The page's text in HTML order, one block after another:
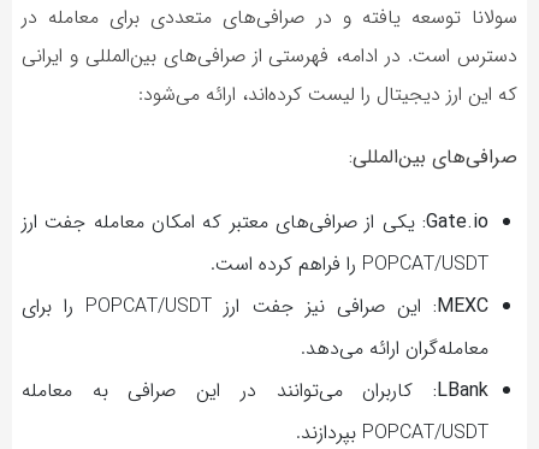
سولانا توسعه یافته و در صرافی‌های متعددی برای معامله در
دسترس است. در ادامه، فهرستی از صرافی‌های بین‌المللی و ایرانی
که این ارز دیجیتال را لیست کرده‌اند، ارائه می‌شود:
صرافی‌های بین‌المللی:
Gate.io: یکی از صرافی‌های معتبر که امکان معامله جفت ارز
POPCAT/USDT را فراهم کرده است.
MEXC:
این صرافی نیز جفت ارز POPCAT/USDT را برای
معامله‌گران ارائه می‌دهد.
LBank:
کاربران می‌توانند در این صرافی به معامله
POPCAT/USDT بپردازند.